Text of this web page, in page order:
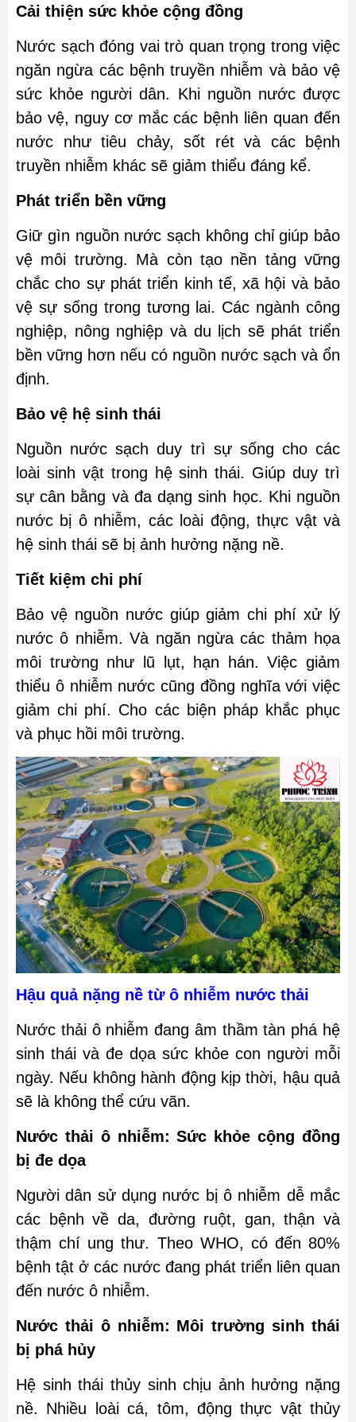
Cải thiện sức khỏe cộng đồng
Nước sạch đóng vai trò quan trọng trong việc
ngăn ngừa các bệnh truyền nhiễm và bảo vệ
sức khỏe người dân. Khi nguồn nước được
bảo vệ, nguy cơ mắc các bệnh liên quan đến
nước như tiêu chảy, sốt rét và các bệnh
truyền nhiễm khác sẽ giảm thiểu đáng kể.
Phát triển bền vững
Giữ gìn nguồn nước sạch không chỉ giúp bảo
vệ môi trường. Mà còn tạo nền tảng vững
chắc cho sự phát triển kinh tế, xã hội và bảo
vệ sự sống trong tương lai. Các ngành công
nghiệp, nông nghiệp và du lịch sẽ phát triển
bền vững hơn nếu có nguồn nước sạch và ổn
định.
Bảo vệ hệ sinh thái
Nguồn nước sạch duy trì sự sống cho các
loài sinh vật trong hệ sinh thái. Giúp duy trì
sự cân bằng và đa dạng sinh học. Khi nguồn
nước bị ô nhiễm, các loài động, thực vật và
hệ sinh thái sẽ bị ảnh hưởng nặng nề.
Tiết kiệm chi phí
Bảo vệ nguồn nước giúp giảm chi phí xử lý
nước ô nhiễm. Và ngăn ngừa các thảm họa
môi trường như lũ lụt, hạn hán. Việc giảm
thiểu ô nhiễm nước cũng đồng nghĩa với việc
giảm chi phí. Cho các biện pháp khắc phục
và phục hồi môi trường.
Hậu quả nặng nề từ ô nhiễm nước thải
Nước thải ô nhiễm đang âm thầm tàn phá hệ
sinh thái và đe dọa sức khỏe con người mỗi
ngày. Nếu không hành động kịp thời, hậu quả
sẽ là không thể cứu vãn.
Nước thải ô nhiễm: Sức khỏe cộng đồng
bị đe dọa
Người dân sử dụng nước bị ô nhiễm dễ mắc
các bệnh về da, đường ruột, gan, thận và
thậm chí ung thư. Theo WHO, có đến 80%
bệnh tật ở các nước đang phát triển liên quan
đến nước ô nhiễm.
Nước thải ô nhiễm: Môi trường sinh thái
bị phá hủy
Hệ sinh thái thủy sinh chịu ảnh hưởng nặng
nề. Nhiều loài cá, tôm, động thực vật thủy